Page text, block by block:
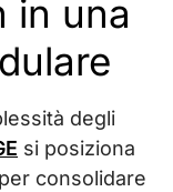
in una
degli
si posiziona
consolidare